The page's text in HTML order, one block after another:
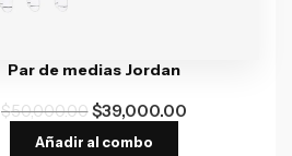
Par de medias Jordan
$50,000.00$39,000.00
Añadir al combo